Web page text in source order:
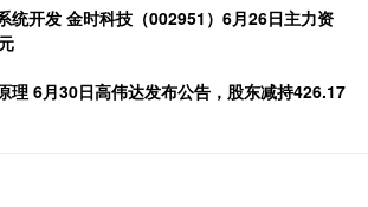
统开发 金时科技（002951）6月26日主力资
理 6月30日高伟达发布公告，股东减持426.17